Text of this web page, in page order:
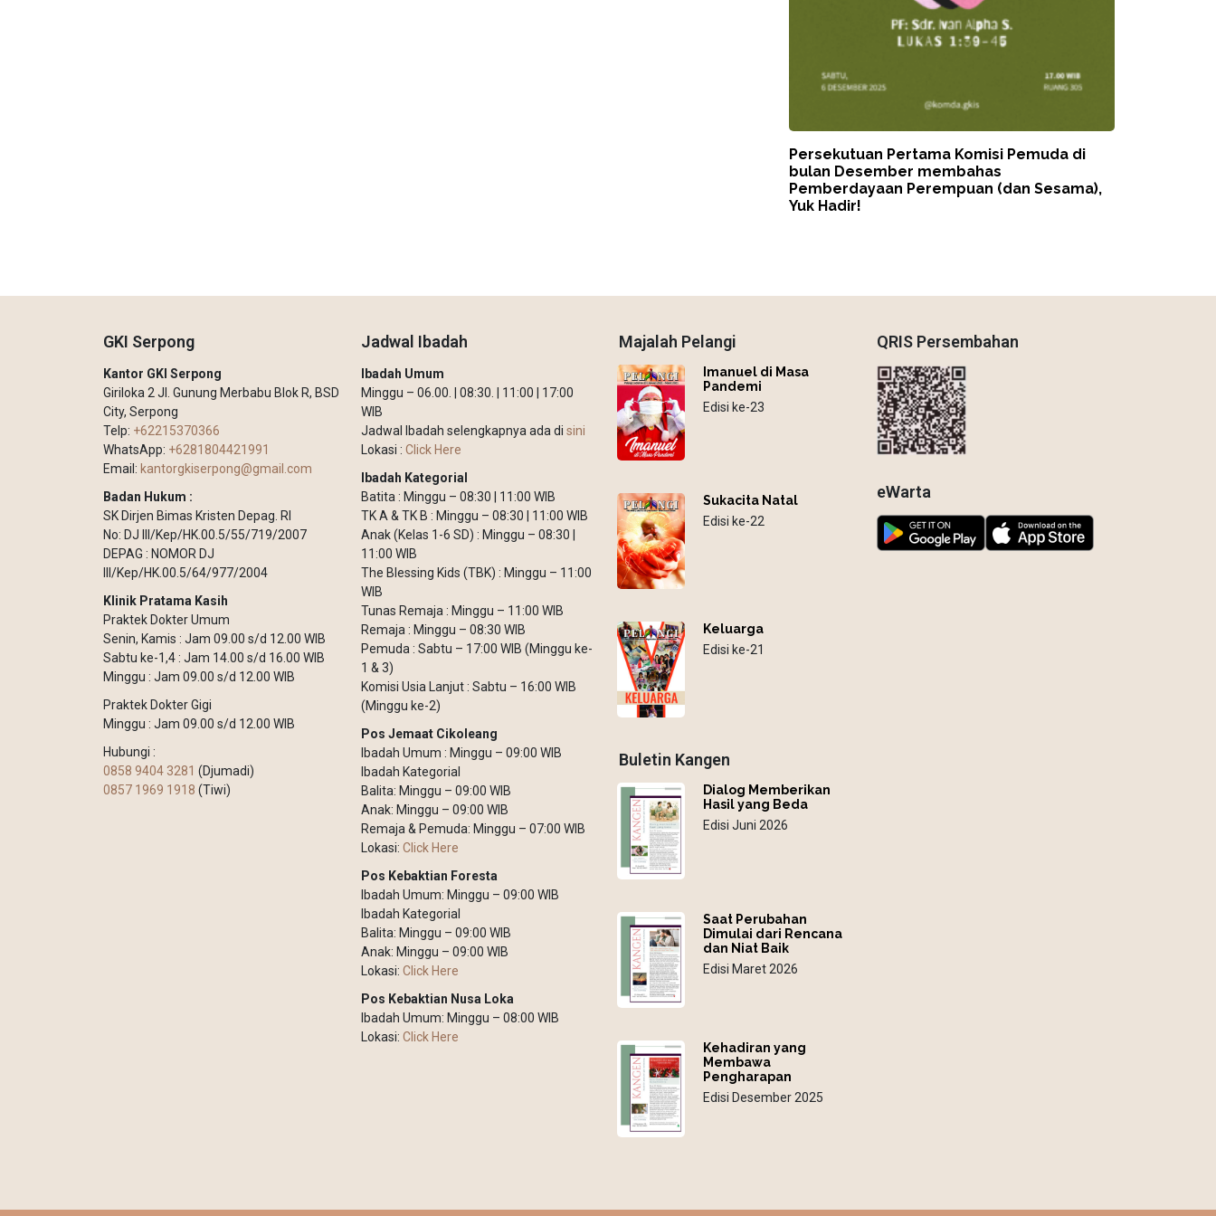
Persekutuan Pertama Komisi Pemuda di
bulan Desember membahas
Pemberdayaan Perempuan (dan Sesama),
Yuk Hadir!
GKI Serpong
Kantor GKI Serpong
Giriloka 2 Jl. Gunung Merbabu Blok R, BSD
City, Serpong
Telp: +62215370366
WhatsApp: +6281804421991
Email: kantorgkiserpong@gmail.com
Badan Hukum :
SK Dirjen Bimas Kristen Depag. RI
No: DJ III/Kep/HK.00.5/55/719/2007
DEPAG : NOMOR DJ
III/Kep/HK.00.5/64/977/2004
Klinik Pratama Kasih
Praktek Dokter Umum
Senin, Kamis : Jam 09.00 s/d 12.00 WIB
Sabtu ke-1,4 : Jam 14.00 s/d 16.00 WIB
Minggu : Jam 09.00 s/d 12.00 WIB
Praktek Dokter Gigi
Minggu : Jam 09.00 s/d 12.00 WIB
Hubungi :
0858 9404 3281 (Djumadi)
0857 1969 1918 (Tiwi)
Jadwal Ibadah
Ibadah Umum
Minggu – 06.00. | 08:30. | 11:00 | 17:00
WIB
Jadwal Ibadah selengkapnya ada di sini
Lokasi : Click Here
Ibadah Kategorial
Batita : Minggu – 08:30 | 11:00 WIB
TK A & TK B : Minggu – 08:30 | 11:00 WIB
Anak (Kelas 1-6 SD) : Minggu – 08:30 |
11:00 WIB
The Blessing Kids (TBK) : Minggu – 11:00
WIB
Tunas Remaja : Minggu – 11:00 WIB
Remaja : Minggu – 08:30 WIB
Pemuda : Sabtu – 17:00 WIB (Minggu ke-
1 & 3)
Komisi Usia Lanjut : Sabtu – 16:00 WIB
(Minggu ke-2)
Pos Jemaat Cikoleang
Ibadah Umum : Minggu – 09:00 WIB
Ibadah Kategorial
Balita: Minggu – 09:00 WIB
Anak: Minggu – 09:00 WIB
Remaja & Pemuda: Minggu – 07:00 WIB
Lokasi: Click Here
Pos Kebaktian Foresta
Ibadah Umum: Minggu – 09:00 WIB
Ibadah Kategorial
Balita: Minggu – 09:00 WIB
Anak: Minggu – 09:00 WIB
Lokasi: Click Here
Pos Kebaktian Nusa Loka
Ibadah Umum: Minggu – 08:00 WIB
Lokasi: Click Here
Majalah Pelangi
Imanuel di Masa
Pandemi
Edisi ke-23
Sukacita Natal
Edisi ke-22
Keluarga
Edisi ke-21
Buletin Kangen
Dialog Memberikan
Hasil yang Beda
Edisi Juni 2026
Saat Perubahan
Dimulai dari Rencana
dan Niat Baik
Edisi Maret 2026
Kehadiran yang
Membawa
Pengharapan
Edisi Desember 2025
QRIS Persembahan
eWarta